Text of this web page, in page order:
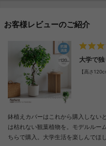
お客様レビューのご紹介
大学で
【高さ
鉢植えカバーはこれから購入しない
は枯れない観葉植物を。モデルルー
ちらで購入。大学生活を楽しんでほ